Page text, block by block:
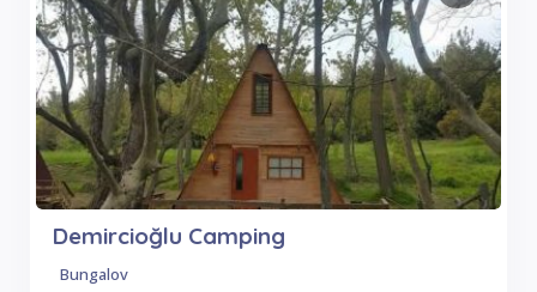
Demircioğlu Camping
Bungalov